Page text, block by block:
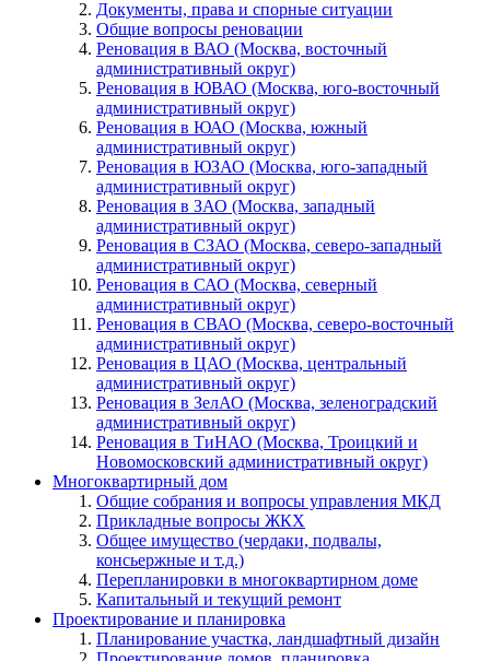
Документы, права и спорные ситуации
Общие вопросы реновации
Реновация в ВАО (Москва, восточный
административный округ)
Реновация в ЮВАО (Москва, юго-восточный
административный округ)
Реновация в ЮАО (Москва, южный
административный округ)
Реновация в ЮЗАО (Москва, юго-западный
административный округ)
Реновация в ЗАО (Москва, западный
административный округ)
Реновация в СЗАО (Москва, северо-западный
административный округ)
Реновация в САО (Москва, северный
административный округ)
Реновация в СВАО (Москва, северо-восточный
административный округ)
Реновация в ЦАО (Москва, центральный
административный округ)
Реновация в ЗелАО (Москва, зеленоградский
административный округ)
Реновация в ТиНАО (Москва, Троицкий и
Новомосковский административный округ)
Многоквартирный дом
Общие собрания и вопросы управления МКД
Прикладные вопросы ЖКХ
Общее имущество (чердаки, подвалы,
консьержные и т.д.)
Перепланировки в многоквартирном доме
Капитальный и текущий ремонт
Проектирование и планировка
Планирование участка, ландшафтный дизайн